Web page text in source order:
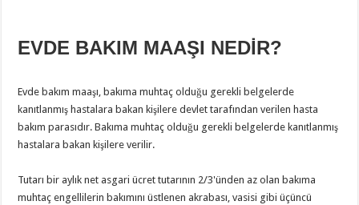
EVDE BAKIM MAAŞI NEDİR?
Evde bakım maaşı, bakıma muhtaç olduğu gerekli belgelerde
kanıtlanmış hastalara bakan kişilere devlet tarafından verilen hasta
bakım parasıdır. Bakıma muhtaç olduğu gerekli belgelerde kanıtlanmış
hastalara bakan kişilere verilir.
Tutarı bir aylık net asgari ücret tutarının 2/3'ünden az olan bakıma
muhtaç engellilerin bakımını üstlenen akrabası, vasisi gibi üçüncü